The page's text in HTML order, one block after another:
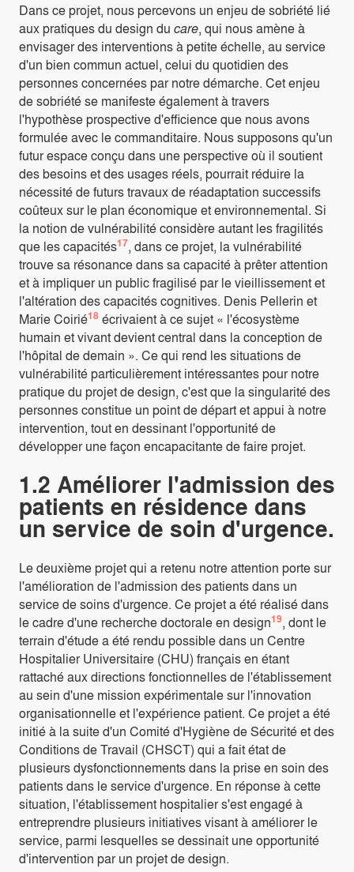
Dans ce projet, nous percevons un enjeu de sobriété lié
aux pratiques du design du care, qui nous amène à
envisager des interventions à petite échelle, au service
d'un bien commun actuel, celui du quotidien des
personnes concernées par notre démarche. Cet enjeu
de sobriété se manifeste également à travers
l'hypothèse prospective d'efficience que nous avons
formulée avec le commanditaire. Nous supposons qu'un
futur espace conçu dans une perspective où il soutient
des besoins et des usages réels, pourrait réduire la
nécessité de futurs travaux de réadaptation successifs
coûteux sur le plan économique et environnemental. Si
la notion de vulnérabilité considère autant les fragilités
que les capacités17, dans ce projet, la vulnérabilité
trouve sa résonance dans sa capacité à prêter attention
et à impliquer un public fragilisé par le vieillissement et
l'altération des capacités cognitives. Denis Pellerin et
Marie Coirié18 écrivaient à ce sujet « l'écosystème
humain et vivant devient central dans la conception de
l'hôpital de demain ». Ce qui rend les situations de
vulnérabilité particulièrement intéressantes pour notre
pratique du projet de design, c'est que la singularité des
personnes constitue un point de départ et appui à notre
intervention, tout en dessinant l'opportunité de
développer une façon encapacitante de faire projet.
1.2 Améliorer l'admission des
patients en résidence dans
un service de soin d'urgence.
Le deuxième projet qui a retenu notre attention porte sur
l'amélioration de l'admission des patients dans un
service de soins d'urgence. Ce projet a été réalisé dans
le cadre d'une recherche doctorale en design19, dont le
terrain d'étude a été rendu possible dans un Centre
Hospitalier Universitaire (CHU) français en étant
rattaché aux directions fonctionnelles de l'établissement
au sein d'une mission expérimentale sur l'innovation
organisationnelle et l'expérience patient. Ce projet a été
initié à la suite d'un Comité d'Hygiène de Sécurité et des
Conditions de Travail (CHSCT) qui a fait état de
plusieurs dysfonctionnements dans la prise en soin des
patients dans le service d'urgence. En réponse à cette
situation, l'établissement hospitalier s'est engagé à
entreprendre plusieurs initiatives visant à améliorer le
service, parmi lesquelles se dessinait une opportunité
d'intervention par un projet de design.